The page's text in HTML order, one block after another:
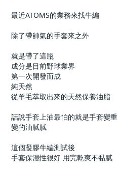
最近ATOMS的業務來找牛編
除了帶帥氣的手套來之外
就是帶了這瓶
成分是目前野球業界
第一次開發而成
純天然
從羊毛萃取出來的天然保養油脂
話說手套上油最怕的就是手套變重
變的油膩膩
這個凝膠牛編測試後
手套保濕性很好 用完乾爽不黏膩